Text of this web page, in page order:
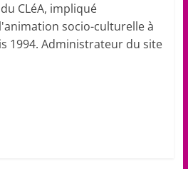
CLéA, impliqué
socio-culturelle à
1994. Administrateur du site